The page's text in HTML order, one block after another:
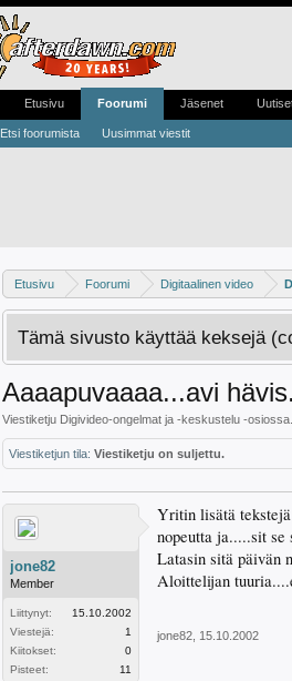
Etusivu Foorumi Digitaalinen video
Tämä sivusto käyttää keksejä
Aaaapuvaaaa...avi
Viestiketju Digivideo-ongelmat ja -keskustelu -
Viestiketjun tila: Viestiketju on suljettu.
jone82
Member
Liittynyt:
15.10.2002
Viestejä:
1
Kiitokset:
0
Pisteet:
11
Yritin lisätä
nopeutta ja.....sit
Latasin sitä päivän
Aloittelijan
jone82 15.10.2002
Etusivu Foorumi
Etsi foorumista Uusimmat viestit
Jäsenet